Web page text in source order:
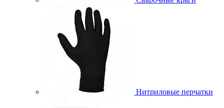
Нитриловые перчатки